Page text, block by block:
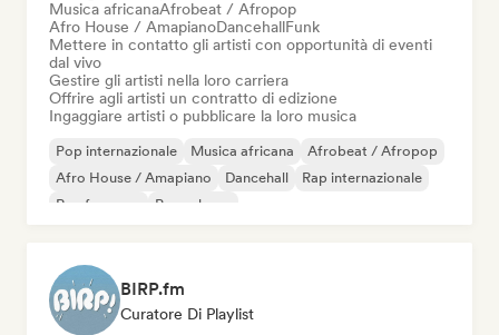
Musica africanaAfrobeat / Afropop
Afro House / AmapianoDancehallFunk
Mettere in contatto gli artisti con opportunità di eventi
dal vivo
Gestire gli artisti nella loro carriera
Offrire agli artisti un contratto di edizione
Ingaggiare artisti o pubblicare la loro musica
Pop internazionale Musica africana
Afrobeat / Afropop
Afro House / Amapiano
Dancehall
Rap internazionale
Rap francese
Pop urbano
BIRP.fm
Curatore Di Playlist